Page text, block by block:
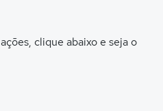
clique abaixo e seja o